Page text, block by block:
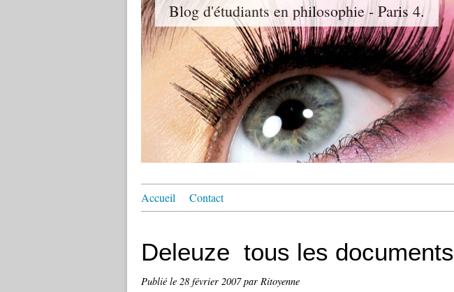
Blog d'étudiants en philosophie - Paris 4.
Accueil Contact
Deleuze  tous les documents
Publié le 28 février 2007par Ritoyenne